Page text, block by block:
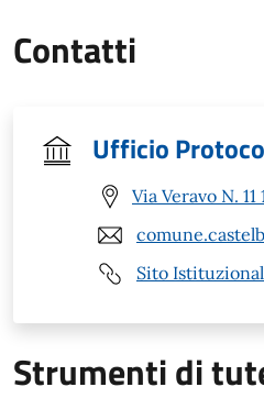
Contatti
Ufficio
Via Veravo N.
Sito
Strumenti di